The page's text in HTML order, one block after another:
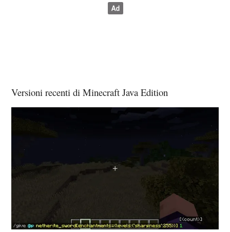
Versioni recenti di Minecraft Java Edition